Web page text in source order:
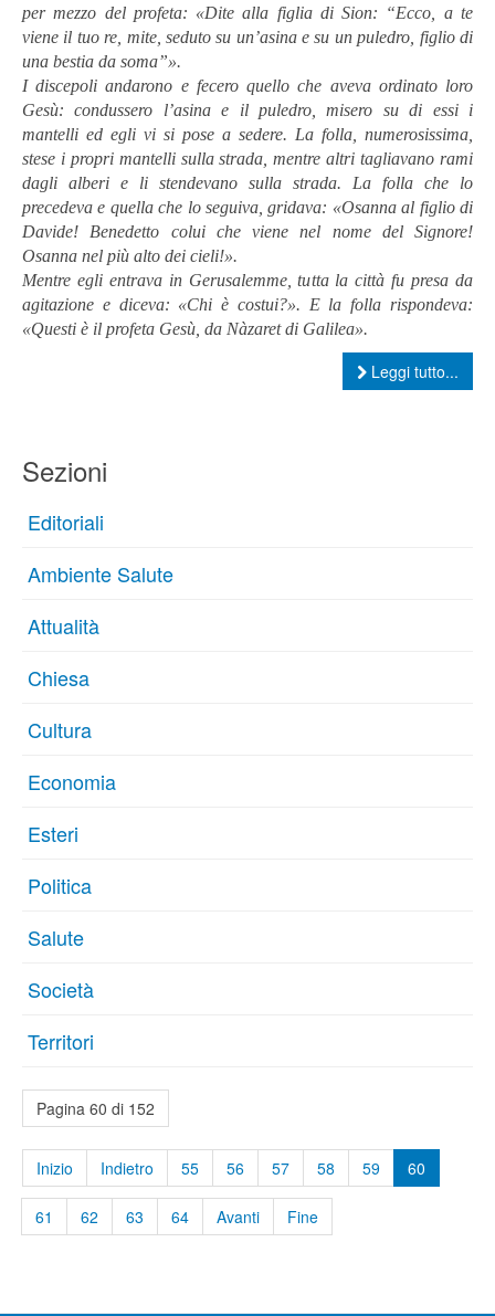
per mezzo del profeta: «Dite alla figlia di Sion: “Ecco, a te
viene il tuo re, mite, seduto su un’asina e su un puledro, figlio di
una bestia da soma”».
I discepoli andarono e fecero quello che aveva ordinato loro
Gesù: condussero l’asina e il puledro, misero su di essi i
mantelli ed egli vi si pose a sedere. La folla, numerosissima,
stese i propri mantelli sulla strada, mentre altri tagliavano rami
dagli alberi e li stendevano sulla strada. La folla che lo
precedeva e quella che lo seguiva, gridava: «Osanna al figlio di
Davide! Benedetto colui che viene nel nome del Signore!
Osanna nel più alto dei cieli!».
Mentre egli entrava in Gerusalemme, tutta la città fu presa da
agitazione e diceva: «Chi è costui?». E la folla rispondeva:
«Questi è il profeta Gesù, da Nàzaret di Galilea».
Leggi tutto...
Sezioni
Editoriali
Ambiente Salute
Attualità
Chiesa
Cultura
Economia
Esteri
Politica
Salute
Società
Territori
Pagina 60 di 152
Inizio Indietro 55 56 57 58 59 60
61 62 63 64 Avanti Fine